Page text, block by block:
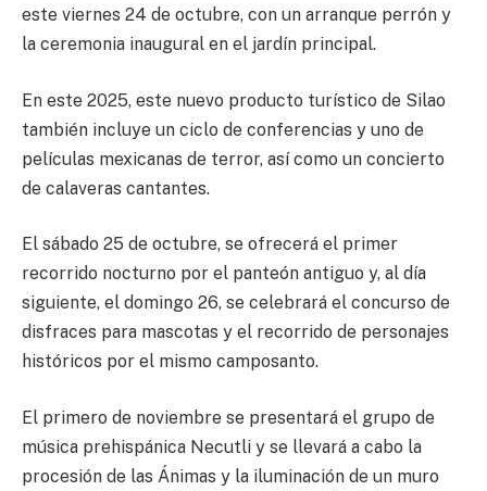
este viernes 24 de octubre, con un arranque perrón y
la ceremonia inaugural en el jardín principal.
En este 2025, este nuevo producto turístico de Silao
también incluye un ciclo de conferencias y uno de
películas mexicanas de terror, así como un concierto
de calaveras cantantes.
El sábado 25 de octubre, se ofrecerá el primer
recorrido nocturno por el panteón antiguo y, al día
siguiente, el domingo 26, se celebrará el concurso de
disfraces para mascotas y el recorrido de personajes
históricos por el mismo camposanto.
El primero de noviembre se presentará el grupo de
música prehispánica Necutli y se llevará a cabo la
procesión de las Ánimas y la iluminación de un muro